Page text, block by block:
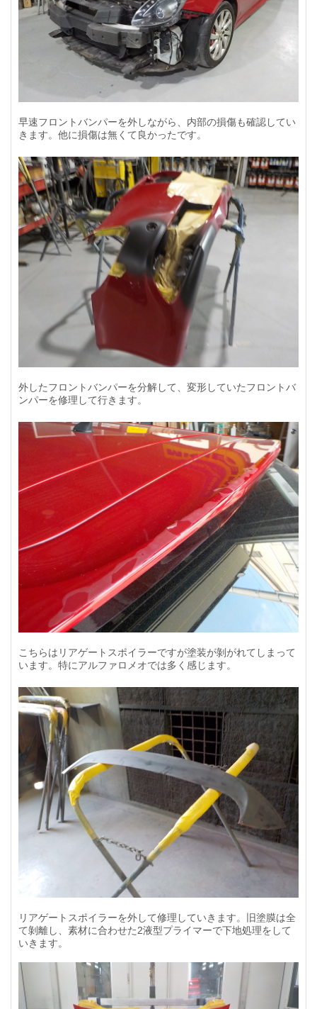
早速フロントバンパーを外しながら、内部の損傷も確認してい
きます。他に損傷は無くて良かったです。
外したフロントバンパーを分解して、変形していたフロントバ
ンパーを修理して行きます。
こちらはリアゲートスポイラーですが塗装が剝がれてしまって
います。特にアルファロメオでは多く感じます。
リアゲートスポイラーを外して修理していきます。旧塗膜は全
て剝離し、素材に合わせた2液型プライマーで下地処理をして
いきます。